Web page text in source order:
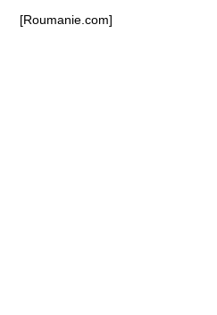
[Roumanie.com]